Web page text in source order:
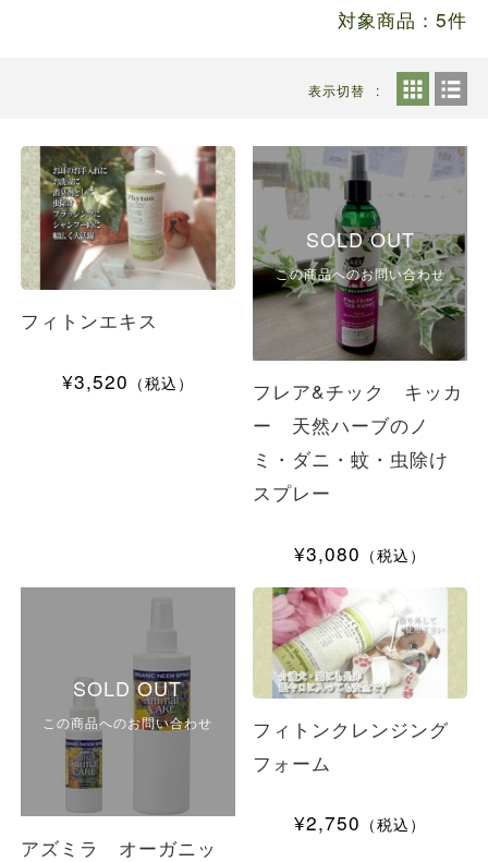
対象商品：5件
表示切替
フィトンエキス
¥3,520 （税込）
SOLD OUT
この商品へのお問い合わせ
フレア&チック キッカ
ー 天然ハーブのノ
ミ・ダニ・蚊・虫除け
スプレー
¥3,080 （税込）
SOLD OUT
この商品へのお問い合わせ
アズミラ オーガニッ
フィトンクレンジング
フォーム
¥2,750 （税込）